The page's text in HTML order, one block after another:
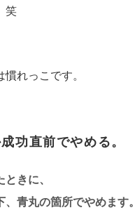
笑
れっこです。
功直前でやめる。
きに、
青丸の箇所でやめます。